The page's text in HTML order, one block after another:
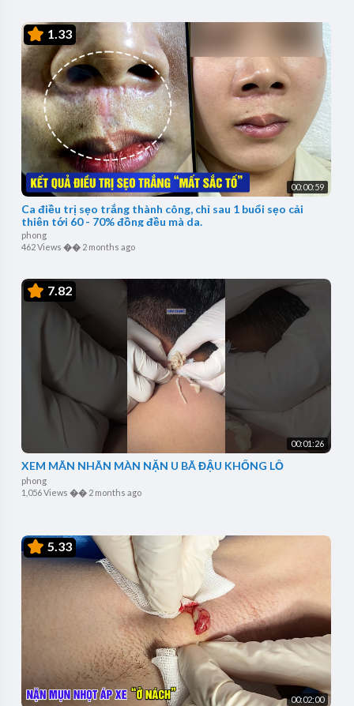
1.33
00:00:59
Ca điều trị sẹo trắng thành công, chỉ sau 1 buổi sẹo cải
thiện tới 60 - 70% đồng đều mà da.
phong
462 Views �� 2 months ago
7.82
00:01:26
XEM MÃN NHÃN MÀN NẶN U BÃ ĐẬU KHỔNG LỒ
phong
1,056 Views �� 2 months ago
5.33
00:02:00